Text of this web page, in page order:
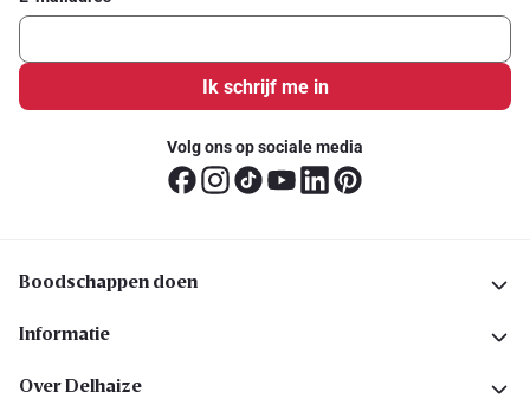
Ik schrijf me in
Volg ons op sociale media
Boodschappen doen
Informatie
Over Delhaize